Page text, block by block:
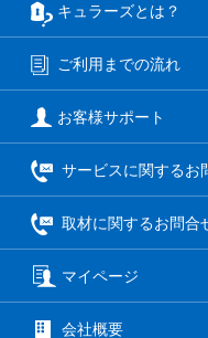
キュラーズとは？
ご利用までの流れ
お客様サポート
サービスに関するお
取材に関するお問合
マイページ
会社概要